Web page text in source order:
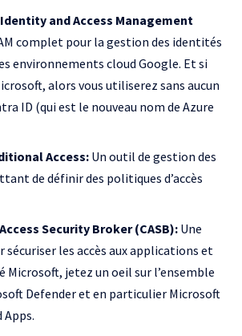
and Access Management
complet pour la gestion des identités
environnements cloud Google. Et si
alors vous utiliserez sans aucun
ID (qui est le nouveau nom de Azure
Access: Un outil de gestion des
de définir des politiques d’accès
Security Broker (CASB): Une
sécuriser les accès aux applications et
Microsoft, jetez un oeil sur l’ensemble
Defender et en particulier Microsoft
Apps.